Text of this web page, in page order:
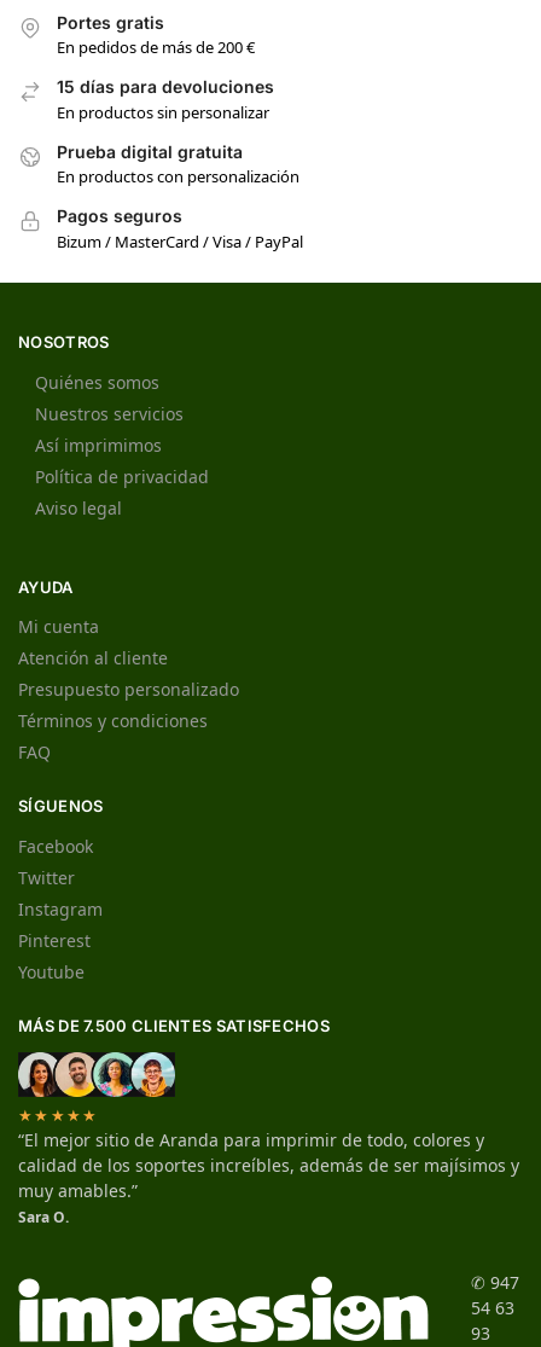
Portes gratis
En pedidos de más de 200 €
15 días para devoluciones
En productos sin personalizar
Prueba digital gratuita
En productos con personalización
Pagos seguros
Bizum / MasterCard / Visa / PayPal
NOSOTROS
Quiénes somos
Nuestros servicios
Así imprimimos
Política de privacidad
Aviso legal
AYUDA
Mi cuenta
Atención al cliente
Presupuesto personalizado
Términos y condiciones
FAQ
SÍGUENOS
Facebook
Twitter
Instagram
Pinterest
Youtube
MÁS DE 7.500 CLIENTES SATISFECHOS
★★★★★
“El mejor sitio de Aranda para imprimir de todo, colores y
calidad de los soportes increíbles, además de ser majísimos y
muy amables.”
Sara O.
✆ 947
54 63
93